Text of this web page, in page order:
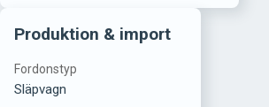
Produktion & import
Fordonstyp
Släpvagn